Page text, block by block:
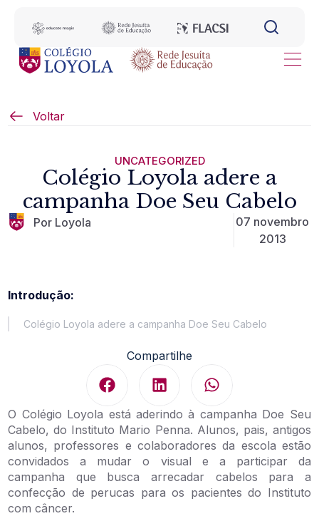
Voltar
UNCATEGORIZED
Colégio Loyola adere a
campanha Doe Seu Cabelo
Por Loyola
07 novembro
2013
Introdução:
Colégio Loyola adere a campanha Doe Seu Cabelo
Compartilhe
O Colégio Loyola está aderindo à campanha Doe Seu
Cabelo, do Instituto Mario Penna. Alunos, pais, antigos
alunos, professores e colaboradores da escola estão
convidados a mudar o visual e a participar da
campanha que busca arrecadar cabelos para a
confecção de perucas para os pacientes do Instituto
com câncer.